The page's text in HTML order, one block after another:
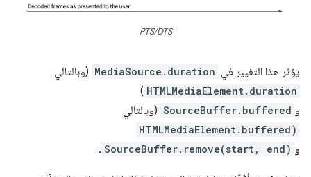
PTS/DTS
يؤثر هذا التغيير في MediaSource.duration (وبالتالي
HTMLMediaElement.duration
)
و SourceBuffer.buffered (وبالتالي
HTMLMediaElement.buffered)
و SourceBuffer.remove(start, end)
.